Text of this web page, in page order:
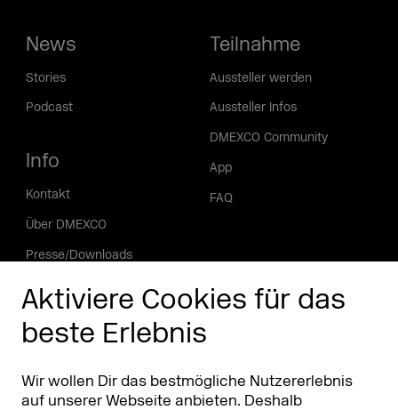
Aktiviere Cookies für das
beste Erlebnis
Wir wollen Dir das bestmögliche Nutzererlebnis
auf unserer Webseite anbieten. Deshalb
News
Stories
Podcast
Info
Kontakt
Über DMEXCO
Presse/Downloads
Phishing Alarm
Teilnahme
Aussteller werden
Aussteller Infos
DMEXCO Community
App
FAQ
Partner
Partner & Sponsoren DMEXCO Asia